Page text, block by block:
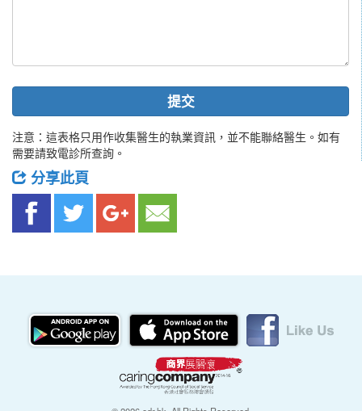
提交
注意：這表格只用作收集醫生的執業資訊，並不能聯絡醫生。如有
需要請致電診所查詢。
分享此頁